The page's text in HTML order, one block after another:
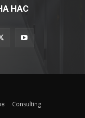
НАС
Consulting